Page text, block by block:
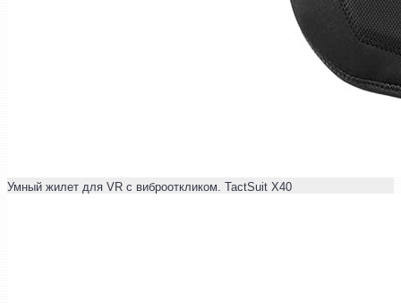
Умный жилет для VR с виброоткликом. TactSuit X40